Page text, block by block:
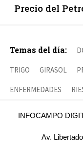
Precio del
Temas del día:
TRIGO GIRASOL
ENFERMEDADES
INFOCAMPO
Av.